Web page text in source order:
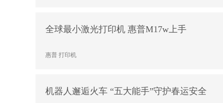
全球最小激光打印机 惠普M17w上手
惠普 打印机
机器人邂逅火车 “五大能手”守护春运安全